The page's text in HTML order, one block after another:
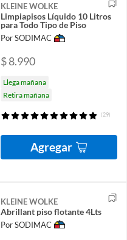
KLEINE WOLKE
Limpiapisos Líquido 10 Litros
para Todo Tipo de Piso
Por SODIMAC
$ 8.990
Llega mañana
Retira mañana
(29)
Agregar
KLEINE WOLKE
Abrillant piso flotante 4Lts
Por SODIMAC